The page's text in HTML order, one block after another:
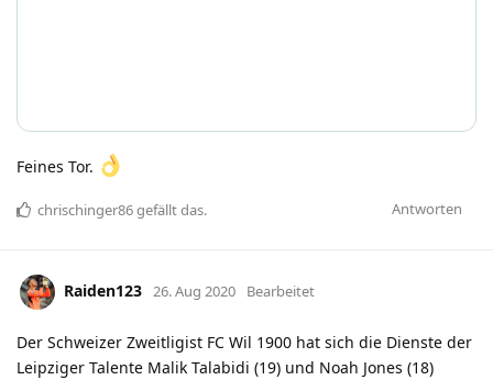
Feines Tor.
Antworten
chrischinger86gefällt das.
Raiden123 26. Aug 2020 Bearbeitet
Der Schweizer Zweitligist FC Wil 1900 hat sich die Dienste der
Leipziger Talente Malik Talabidi (19) und Noah Jones (18)